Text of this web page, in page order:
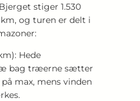
stiger 1.530
og turen er delt i
Hede
bag træerne sætter
max, mens vinden